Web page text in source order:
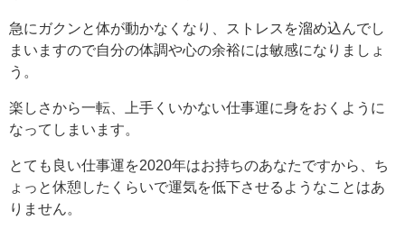
急にガクンと体が動かなくなり、ストレスを溜め込んでし
まいますので自分の体調や心の余裕には敏感になりましょ
う。
楽しさから一転、上手くいかない仕事運に身をおくように
なってしまいます。
とても良い仕事運を2020年はお持ちのあなたですから、ち
ょっと休憩したくらいで運気を低下させるようなことはあ
りません。